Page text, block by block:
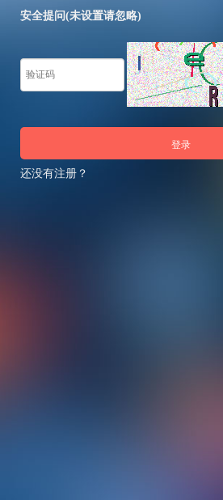
安全提问(未设置请忽略)
登录
还没有注册？